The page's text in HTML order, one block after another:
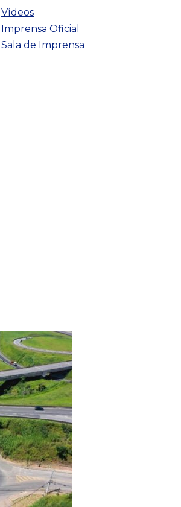
Vídeos
Imprensa Oficial
Sala de Imprensa